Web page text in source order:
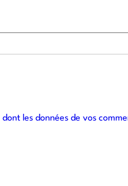
les données de vos